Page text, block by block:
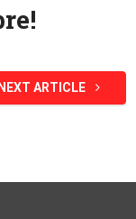
NEXT ARTICLE